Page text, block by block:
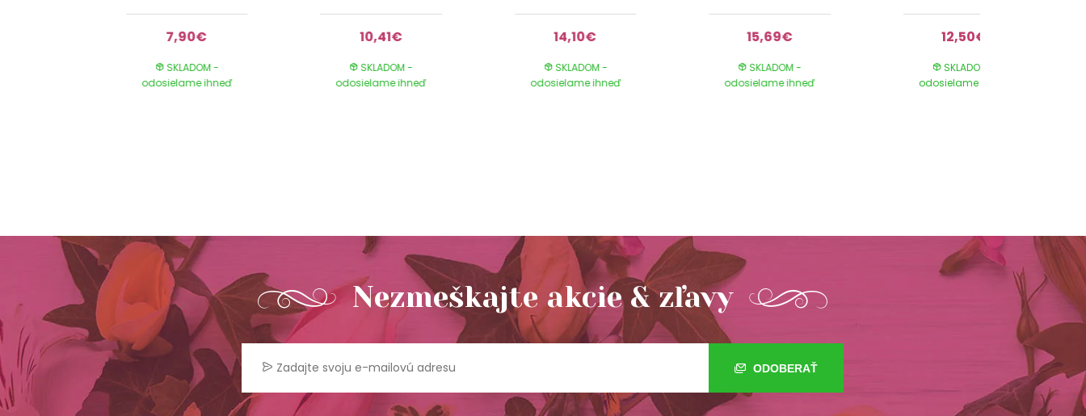
7,90€
SKLADOM -
odosielame ihneď
10,41€
SKLADOM -
odosielame ihneď
14,10€
SKLADOM -
odosielame ihneď
15,69€
SKLADOM -
odosielame ihneď
12,50€
SKLADOM -
odosielame ihneď
Nezmeškajte akcie & zľavy
ODOBERAŤ